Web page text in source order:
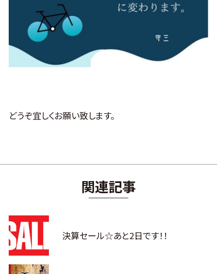
どうぞ宜しくお願い致します。
関連記事
決算セール☆あと2日です！！